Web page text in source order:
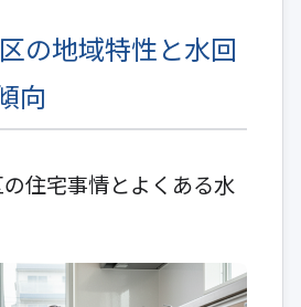
の地域特性と水回
向
住宅事情とよくある水